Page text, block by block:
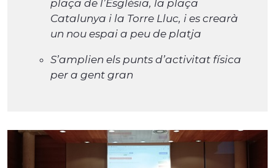
plaça de l’Església, la plaça
Catalunya i la Torre Lluc, i es crearà
un nou espai a peu de platja
S’amplien els punts d’activitat física
per a gent gran